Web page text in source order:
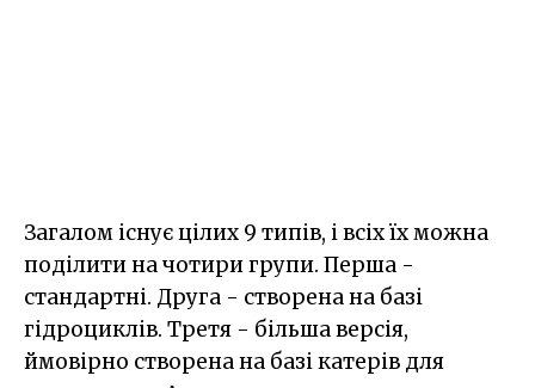
Загалом існує цілих 9 типів, і всіх їх можна
поділити на чотири групи. Перша -
стандартні. Друга - створена на базі
гідроциклів. Третя - більша версія,
ймовірно створена на базі катерів для